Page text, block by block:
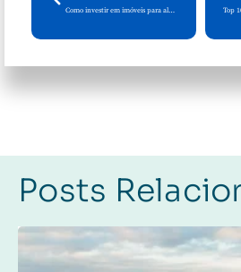
Como investir em imóveis para alugar
Posts